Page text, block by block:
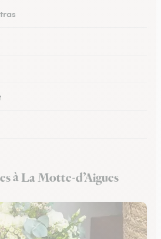
à La Motte-d’Aigues